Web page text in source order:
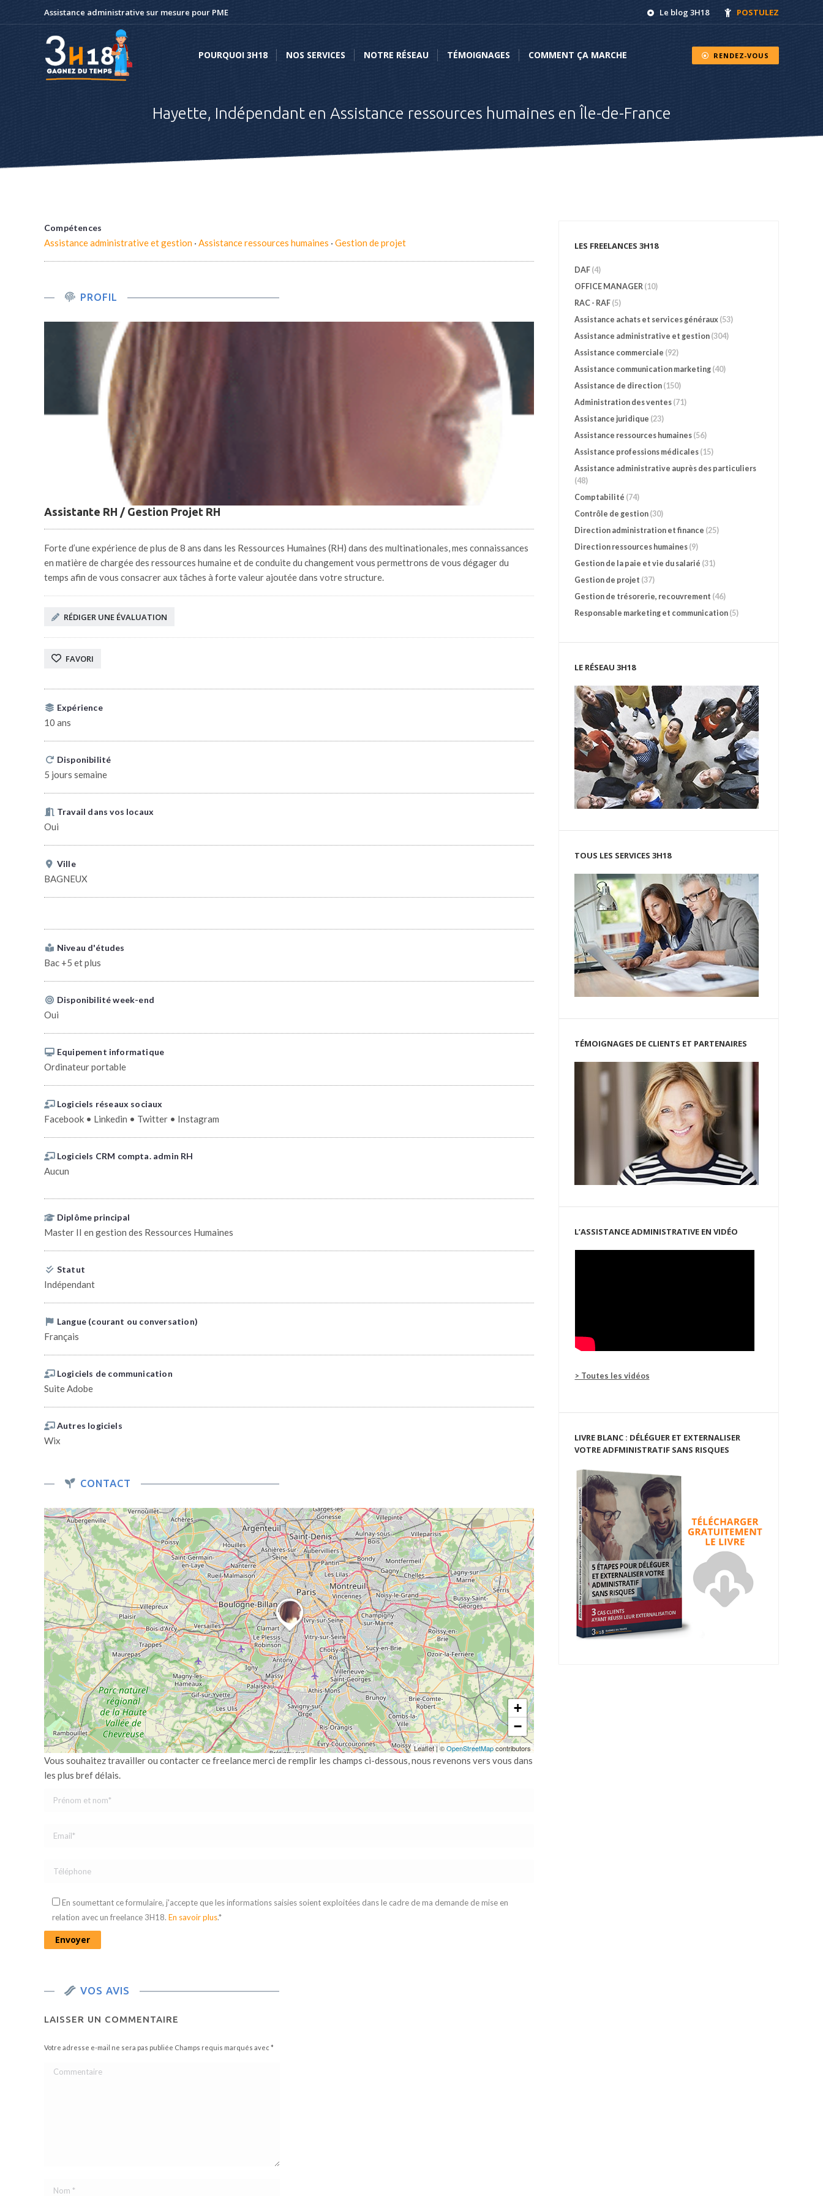
Assistance administrative sur mesure pour PME Le blog 3H18 POSTULEZ
POURQUOI 3H18 NOS SERVICES NOTRE RÉSEAU TÉMOIGNAGES COMMENT ÇA MARCHE RENDEZ-VOUS
Hayette, Indépendant en Assistance ressources humaines en Île-de-France
Compétences
Assistance administrative et gestion · Assistance ressources humaines · Gestion de projet
PROFIL
Assistante RH / Gestion Projet RH
Forte d’une expérience de plus de 8 ans dans les Ressources Humaines (RH) dans des multinationales, mes connaissances
en matière de chargée des ressources humaine et de conduite du changement vous permettrons de vous dégager du
temps afin de vous consacrer aux tâches à forte valeur ajoutée dans votre structure.
RÉDIGER UNE ÉVALUATION
FAVORI
Expérience
10 ans
Disponibilité
5 jours semaine
Travail dans vos locaux
Oui
Ville
BAGNEUX
Niveau d'études
Bac +5 et plus
Disponibilité week-end
Oui
Equipement informatique
Ordinateur portable
Logiciels réseaux sociaux
Facebook • Linkedin • Twitter • Instagram
Logiciels CRM compta. admin RH
Aucun
Diplôme principal
Master II en gestion des Ressources Humaines
Statut
Indépendant
Langue (courant ou conversation)
Français
Logiciels de communication
Suite Adobe
Autres logiciels
Wix
CONTACT
+
−
Leaflet|©OpenStreetMapcontributors
Vous souhaitez travailler ou contacter ce freelance merci de remplir les champs ci-dessous, nous revenons vers vous dans
les plus bref délais.
En soumettant ce formulaire, j'accepte que les informations saisies soient exploitées dans le cadre de ma demande de mise en
relation avec un freelance 3H18. En savoir plus.*
VOS AVIS
LAISSER UN COMMENTAIRE
Votre adresse e-mail ne sera pas publiée Champs requis marqués avec *
Commentaire
Nom *
LES FREELANCES 3H18
DAF (4)
OFFICE MANAGER (10)
RAC - RAF (5)
Assistance achats et services généraux (53)
Assistance administrative et gestion (304)
Assistance commerciale (92)
Assistance communication marketing (40)
Assistance de direction (150)
Administration des ventes (71)
Assistance juridique (23)
Assistance ressources humaines (56)
Assistance professions médicales (15)
Assistance administrative auprès des particuliers
(48)
Comptabilité (74)
Contrôle de gestion (30)
Direction administration et finance (25)
Direction ressources humaines (9)
Gestion de la paie et vie du salarié (31)
Gestion de projet (37)
Gestion de trésorerie, recouvrement (46)
Responsable marketing et communication (5)
LE RÉSEAU 3H18
TOUS LES SERVICES 3H18
TÉMOIGNAGES DE CLIENTS ET PARTENAIRES
L’ASSISTANCE ADMINISTRATIVE EN VIDÉO
> Toutes les vidéos
LIVRE BLANC : DÉLÉGUER ET EXTERNALISER
VOTRE ADFMINISTRATIF SANS RISQUES
POURQUOI 3H18 NOS SERVICES NOTRE RÉSEAU TÉMOIGNAGES COMMENT ÇA MARCHE